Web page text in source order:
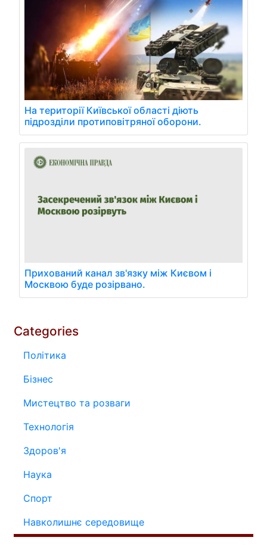
На території Київської області діють
підрозділи протиповітряної оборони.
Прихований канал зв'язку між Києвом і
Москвою буде розірвано.
Categories
Політика
Бізнес
Мистецтво та розваги
Технологія
Здоров'я
Наука
Спорт
Навколишнє середовище